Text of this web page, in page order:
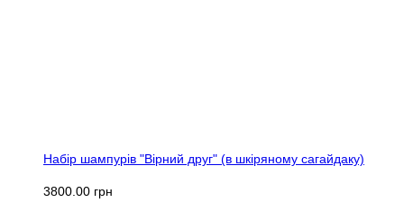
Набір шампурів "Вірний друг" (в шкіряному сагайдаку)
3800.00 грн